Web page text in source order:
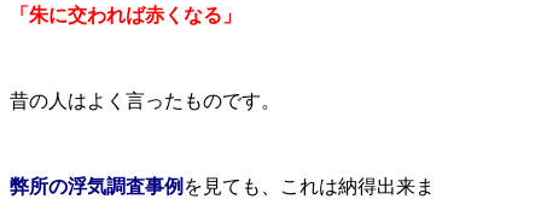
「朱に交われば赤くなる」
昔の人はよく言ったものです。
弊所の浮気調査事例 を見ても、これは納得出来ま